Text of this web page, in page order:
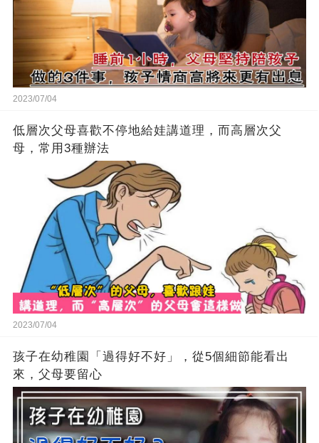
2023/07/04
低層次父母喜歡不停地給娃講道理，而高層次父
母，常用3種辦法
2023/07/04
孩子在幼稚園「過得好不好」，從5個細節能看出
來，父母要留心